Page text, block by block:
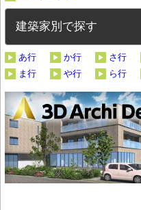
建築家別で探す
あ行 か行 さ行
ま行
や行 ら行